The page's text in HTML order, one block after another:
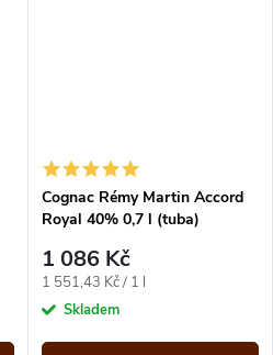
Cognac Rémy Martin Accord
Royal 40% 0,7 l (tuba)
1 086 Kč
Měrná
cena:
1 551,43 Kč / 1 l
Skladem